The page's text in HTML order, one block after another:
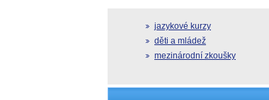
jazykové kurzy
děti a mládež
mezinárodní zkoušky